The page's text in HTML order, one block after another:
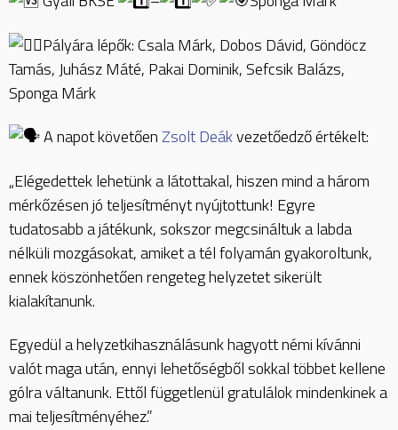
Pályára lépők: Csala Márk, Dobos Dávid, Göndöcz
Tamás, Juhász Máté, Pakai Dominik, Sefcsik Balázs,
Sponga Márk
A napot követőenZsolt Deákvezetőedző értékelt:
„Elégedettek lehetünk a látottakal, hiszen mind a három
mérkőzésen jó teljesítményt nyújtottunk! Egyre
tudatosabb a játékunk, sokszor megcsináltuk a labda
nélküli mozgásokat, amiket a tél folyamán gyakoroltunk,
ennek köszönhetően rengeteg helyzetet sikerült
kialakítanunk.
Egyedül a helyzetkihasználásunk hagyott némi kívánni
valót maga után, ennyi lehetőségből sokkal többet kellene
gólra váltanunk. Ettől függetlenül gratulálok mindenkinek a
mai teljesítményéhez.”